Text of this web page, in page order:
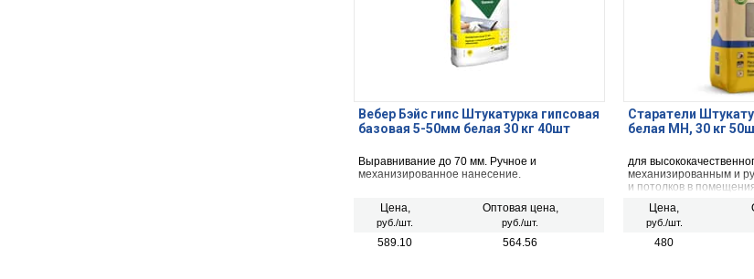
Вебер Бэйc гипс Штукатурка гипсовая
базовая 5-50мм белая 30 кг 40шт
Выравнивание до 70 мм. Ручное и
механизированное нанесение.
Цена,
руб./шт.
Оптовая цена,
руб./шт.
589.10 564.56
Старатели
белая МН, 30 кг
для
механизированным и
и потолков в
выполнении больших
Цена,
руб./шт.
480